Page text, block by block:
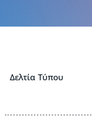
Δελτία Τύπου